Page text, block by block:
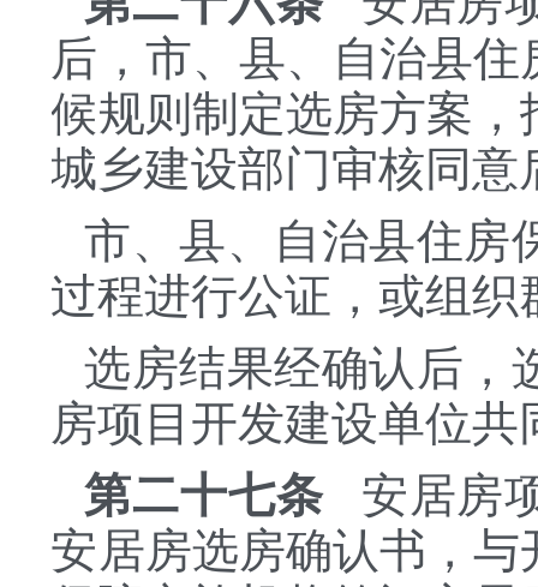
后，市、县、自治县
候规则制定选房方案
城乡建设部门审核同
市、县、自治县住房
过程进行公证，或组
选房结果经确认后，
房项目开发建设单位
第二十七条安居房项
安居房选房确认书，